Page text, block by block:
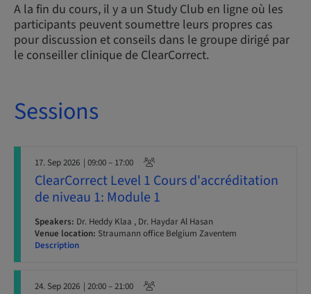
A la fin du cours, il y a un Study Club en ligne où les
participants peuvent soumettre leurs propres cas
pour discussion et conseils dans le groupe dirigé par
le conseiller clinique de ClearCorrect.
Sessions
17. Sep 2026 | 09:00 – 17:00
ClearCorrect Level 1 Cours d'accréditation
de niveau 1: Module 1
Speakers: Dr. Heddy Klaa , Dr. Haydar Al Hasan
Venue location: Straumann office Belgium Zaventem
Description
24. Sep 2026 | 20:00 – 21:00